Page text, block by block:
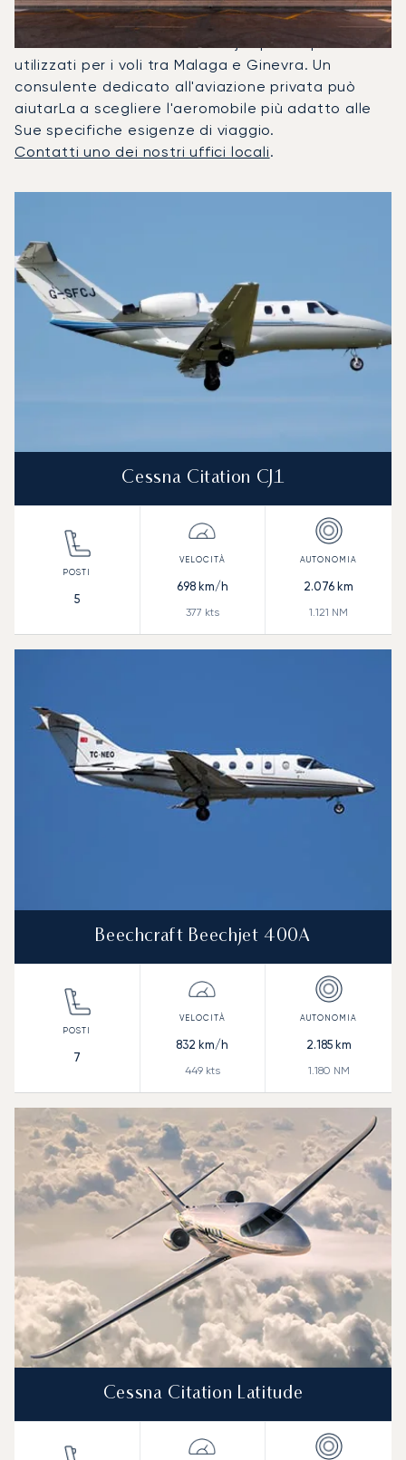
Nel 2025, il Citation CJ1, il Beechjet 400A e il
Citation Latitude sono stati i jet privati più
utilizzati per i voli tra Malaga e Ginevra. Un
consulente dedicato all'aviazione privata può
aiutarLa a scegliere l'aeromobile più adatto alle
Sue specifiche esigenze di viaggio.
Contatti uno dei nostri uffici locali.
Autonomia (NM)
Cessna Citation CJ1
5
698km/h
377 kts
2.076 km
1.121 NM
Beechcraft Beechjet 400A
7
832 km/h
449kts
2.185km
1.180 NM
Cessna Citation Latitude